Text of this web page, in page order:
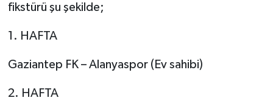
fikstürü şu şekilde;
1. HAFTA
Gaziantep FK – Alanyaspor (Ev sahibi)
2. HAFTA